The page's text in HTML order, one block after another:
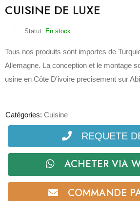
CUISINE DE LUXE
Statut: En stock
Tous nos produits sont importes de
Allemagne. La conception et le montage
usine en Côte D'ivoire precisement sur
Catégories: Cuisine
REQUETE
ACHETER VIA
COMMANDE